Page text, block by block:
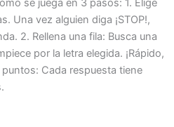
se juega en 3 pasos: 1. Elige
Una vez alguien diga ¡STOP!,
2. Rellena una fila: Busca una
por la letra elegida. ¡Rápido,
Cada respuesta tiene